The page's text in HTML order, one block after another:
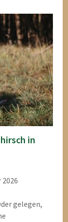
in
gelegen,